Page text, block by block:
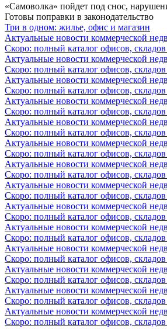
«Самоволка» пойдет под снос,
Готовы поправки в законодательство
Три в одном: жилье, офис и магазин
Актуальные новости коммерческой
Скоро: полный каталог офисов,
Актуальные новости коммерческой
Скоро: полный каталог офисов,
Актуальные новости коммерческой
Скоро: полный каталог офисов,
Актуальные новости коммерческой
Скоро: полный каталог офисов,
Актуальные новости коммерческой
Скоро: полный каталог офисов,
Актуальные новости коммерческой
Скоро: полный каталог офисов,
Актуальные новости коммерческой
Скоро: полный каталог офисов,
Актуальные новости коммерческой
Скоро: полный каталог офисов,
Актуальные новости коммерческой
Скоро: полный каталог офисов,
Актуальные новости коммерческой
Скоро: полный каталог офисов,
Актуальные новости коммерческой
Скоро: полный каталог офисов,
Актуальные новости коммерческой
Скоро: полный каталог офисов,
Актуальные новости коммерческой
Скоро: полный каталог офисов,
Актуальные новости коммерческой
Скоро: полный каталог офисов,